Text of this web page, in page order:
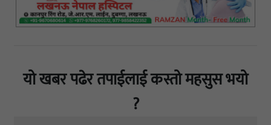
यो खबर पढेर तपाईलाई कस्तो महसुस भयो
?